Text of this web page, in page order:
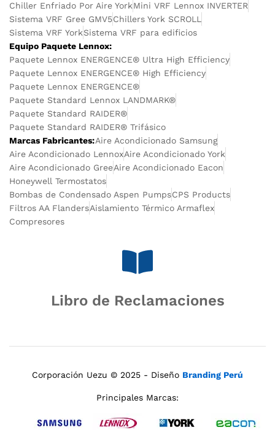
Chiller Enfriado Por Aire YorkMini VRF Lennox INVERTER
Sistema VRF Gree GMV5Chillers York SCROLL
Sistema VRF YorkSistema VRF para edificios
Equipo Paquete Lennox:
Paquete Lennox ENERGENCE® Ultra High Efficiency
Paquete Lennox ENERGENCE® High Efficiency
Paquete Lennox ENERGENCE®
Paquete Standard Lennox LANDMARK®
Paquete Standard RAIDER®
Paquete Standard RAIDER® Trifásico
Marcas Fabricantes:Aire Acondicionado Samsung
Aire Acondicionado LennoxAire Acondicionado York
Aire Acondicionado GreeAire Acondicionado Eacon
Honeywell Termostatos
Bombas de Condensado Aspen PumpsCPS Products
Filtros AA FlandersAislamiento Térmico Armaflex
Compresores
Libro de Reclamaciones
Corporación Uezu © 2025 - Diseño Branding Perú
Principales Marcas: